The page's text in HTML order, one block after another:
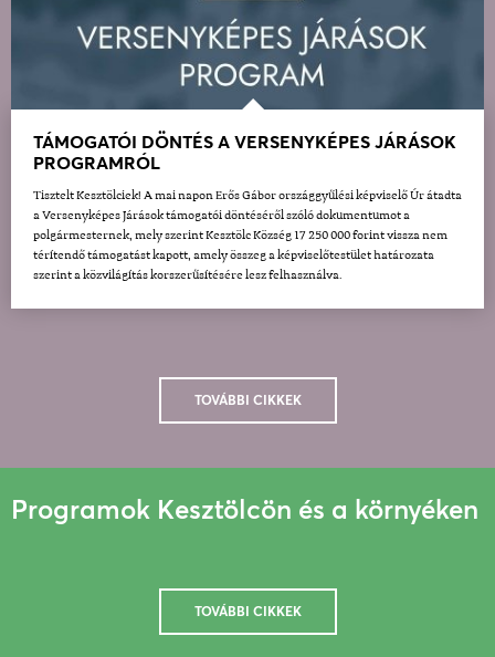
TÁMOGATÓI DÖNTÉS A VERSENYKÉPES JÁRÁSOK
PROGRAMRÓL
Tisztelt Kesztölciek! A mai napon Erős Gábor országgyűlési képviselő Úr átadta
a Versenyképes Járások támogatói döntéséről szóló dokumentumot a
polgármesternek, mely szerint Kesztölc Község 17 250 000 forint vissza nem
térítendő támogatást kapott, amely összeg a képviselőtestület határozata
szerint a közvilágítás korszerűsítésére lesz felhasználva.
TOVÁBBI CIKKEK
Programok Kesztölcön és a környéken
TOVÁBBI CIKKEK